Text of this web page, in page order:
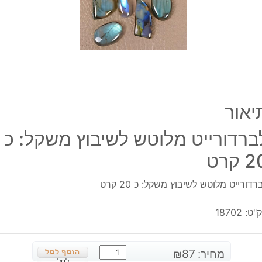
מלוטש לשיבוץ משקל: כ
מלוטש לשיבוץ משקל: כ 20 קרט
18702
מחיר: ₪87
כמות